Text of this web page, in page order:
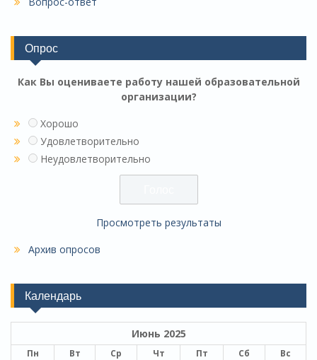
Опрос
Как Вы оцениваете работу нашей образовательной
организации?
Хорошо
Удовлетворительно
Неудовлетворительно
Просмотреть результаты
Архив опросов
Календарь
Июнь 2025
Пн Вт Ср Чт Пт Сб
Вс